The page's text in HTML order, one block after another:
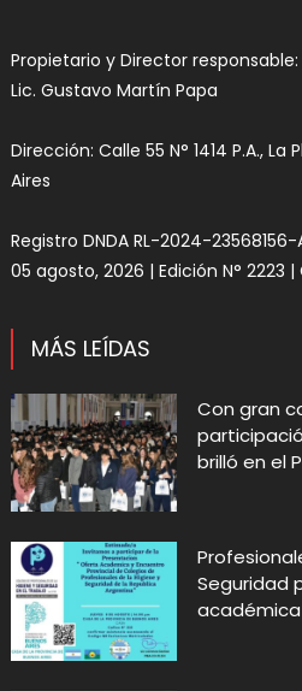
Propietario y Director responsable:
Lic. Gustavo Martín Papa
Dirección: Calle 55 N° 1414 P.A.,
Aires
Registro DNDA RL-2024-
05 agosto, 2026 | Edición N° 2223
MÁS LEÍDAS
Con gran
brilló en el
Seguridad
académica